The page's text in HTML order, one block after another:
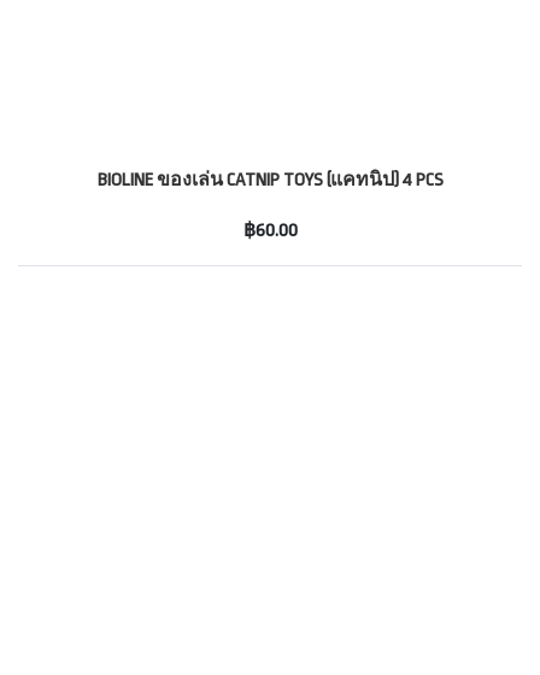
BIOLINE ของเล่น CATNIP TOYS (แคทนิป) 4 PCS
฿60.00